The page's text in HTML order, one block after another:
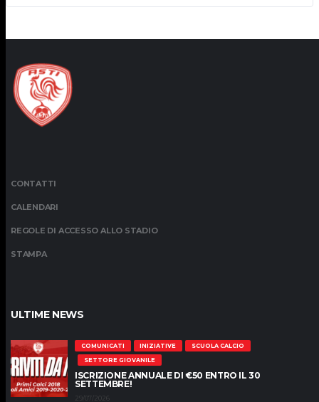
CONTATTI
CALENDARI
REGOLE DI ACCESSO ALLO STADIO
STAMPA
ULTIME NEWS
COMUNICATI INIZIATIVE
SCUOLA CALCIO
SETTORE GIOVANILE
ISCRIZIONE ANNUALE DI €50 ENTRO IL 30
SETTEMBRE!
29/07/2026